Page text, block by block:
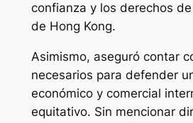
confianza y los derechos
de Hong Kong.
Asimismo, aseguró contar
necesarios para defender
económico y comercial
equitativo. Sin mencionar